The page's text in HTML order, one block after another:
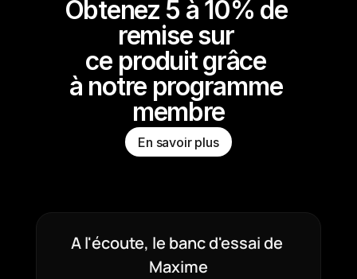
A l'écoute, le banc d'essai de
Maxime
Obtenez 5 à 10% de
remise sur
ce produit grâce
à notre programme
membre
En savoir plus